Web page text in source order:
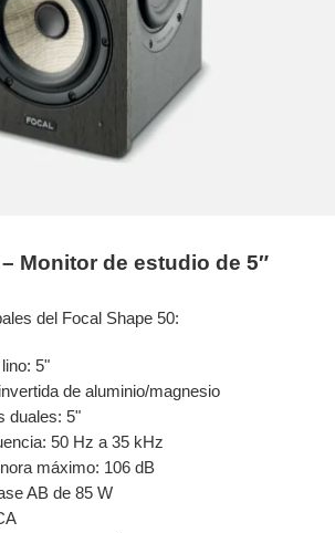
Monitor de estudio de 5″
del Focal Shape 50:
5"
de aluminio/magnesio
duales: 5"
50 Hz a 35 kHz
máximo: 106 dB
AB de 85 W